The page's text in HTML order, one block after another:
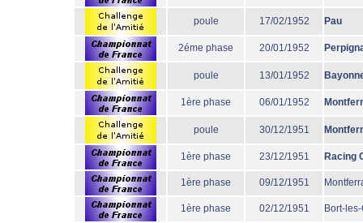
poule 17/02/1952 Pau
2éme phase 20/01/1952
poule 13/01/1952
1ère phase 06/01/1952
poule 30/12/1951
1ère phase 23/12/1951 Racing
1ère phase 09/12/1951
1ère phase 02/12/1951 Bort-